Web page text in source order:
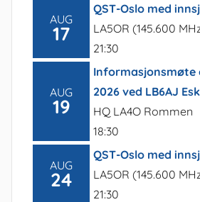
AUG
17
QST-Oslo med
LA5OR (145.600
21:30
AUG
19
Informasjonsmøte
2026 ved LB6AJ
HQ LA4O Rommen
18:30
AUG
24
QST-Oslo med
LA5OR (145.600
21:30